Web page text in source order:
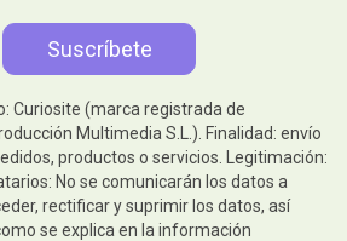
Curiosite (marca registrada de
Multimedia S.L.). Finalidad: envío
productos o servicios. Legitimación:
No se comunicarán los datos a
rectificar y suprimir los datos, así
se explica en la información